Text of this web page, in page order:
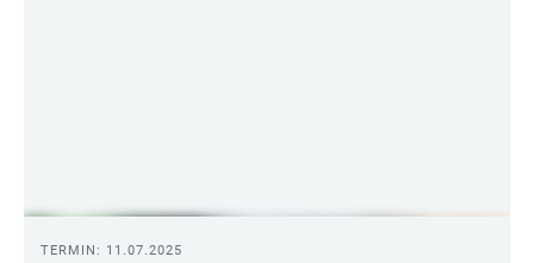
TERMIN: 11.07.2025